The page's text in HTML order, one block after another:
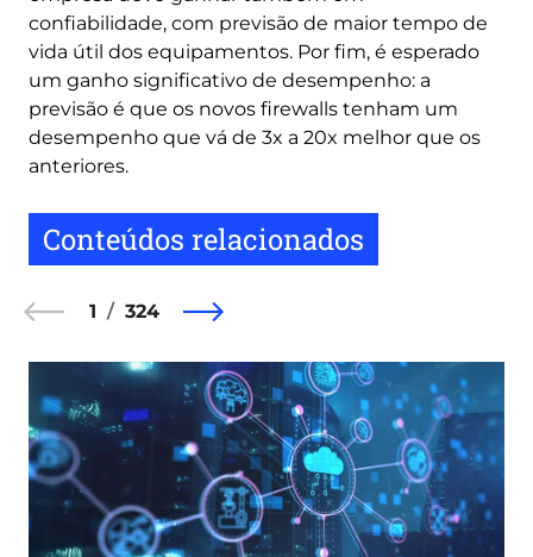
confiabilidade, com previsão de maior tempo de
vida útil dos equipamentos. Por fim, é esperado
um ganho significativo de desempenho: a
previsão é que os novos firewalls tenham um
desempenho que vá de 3x a 20x melhor que os
anteriores.
Conteúdos relacionados
1 324